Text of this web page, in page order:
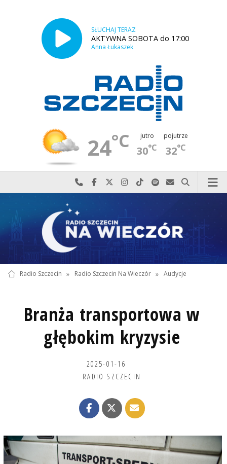
SŁUCHAJ TERAZ
AKTYWNA SOBOTA do 17:00
Anna Łukaszek
24°C jutro
30°C
pojutrze
32°C
Najlepiej po prostu do nas zadzwoń
Odwiedź nas na Facebook-u
Odwiedź nas na X
Odwiedź nas na Instagram-ie
Odwiedź nas na TikTok-u
Szukaj nas na Spotify
Wyślij do nas
Szukaj
Radio Szczecin » Radio Szczecin Na Wieczór » Audycje
Branża transportowa w
głębokim kryzysie
2025-01-16
RADIO SZCZECIN